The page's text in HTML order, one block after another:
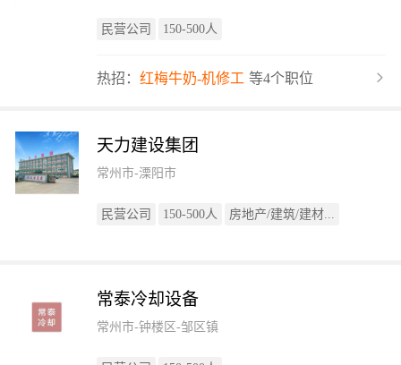
民营公司 150-500人
热招： 红梅牛奶-机修工 等4个职位
天力建设集团
常州市-溧阳市
民营公司 150-500人 房地产/建筑/建材...
常泰冷却设备
常州市-钟楼区-邹区镇